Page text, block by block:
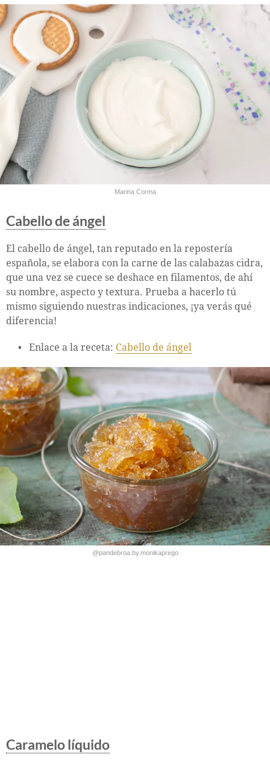
Marina Corma
Cabello de ángel
El cabello de ángel, tan reputado en la repostería
española, se elabora con la carne de las calabazas cidra,
que una vez se cuece se deshace en filamentos, de ahí
su nombre, aspecto y textura. Prueba a hacerlo tú
mismo siguiendo nuestras indicaciones, ¡ya verás qué
diferencia!
Enlace a la receta: Cabello de ángel
@pandebroa.by.monikaprego
Caramelo líquido